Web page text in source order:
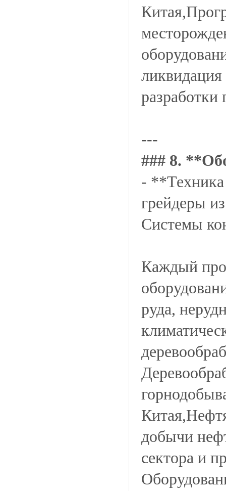
---
### 8.
- **Техника
грейдеры
Системы
Каждый
руда,
добычи
сектора и